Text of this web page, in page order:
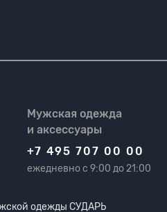
Мужская одежда
и аксессуары
+7 495 707 00 00
ежедневно с 9:00 до 21:00
одежды СУДАРЬ